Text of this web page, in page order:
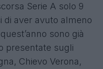
Serie A solo 9
di aver avuto almeno
sono già
presentate sugli
Chievo Verona,